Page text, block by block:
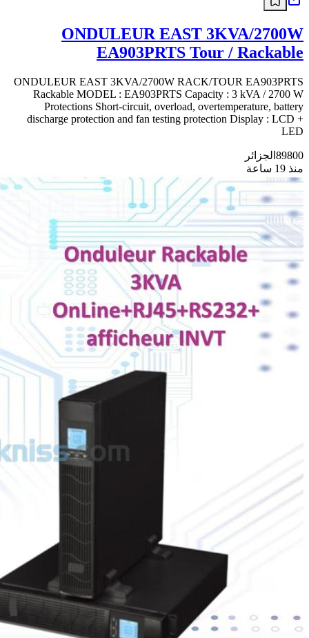
ONDULEUR EAST 3KVA/2700W
EA903PRTS Tour / Rackable
ONDULEUR EAST 3KVA/2700W RACK/TOUR EA903PRTS
Rackable MODEL : EA903PRTS Capacity : 3 kVA / 2700 W
Protections Short-circuit, overload, overtemperature, battery
discharge protection and fan testing protection Display : LCD +
LED
89800 الجزائر
منذ 19 ساعة